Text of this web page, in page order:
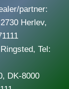
partner:
Herlev,
Tel:
DK-8000